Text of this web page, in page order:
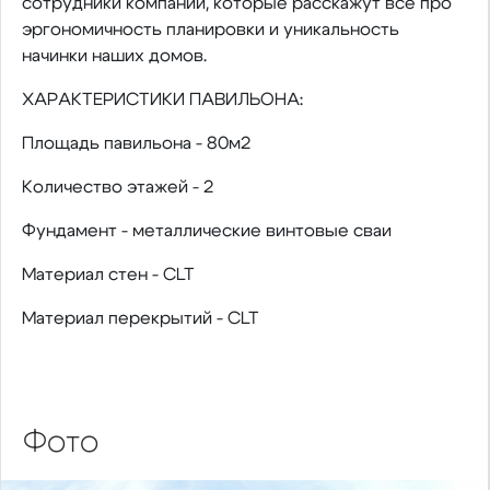
эргономичность планировки и уникальность
начинки наших домов.
ХАРАКТЕРИСТИКИ ПАВИЛЬОНА:
Площадь павильона - 80м2
Количество этажей - 2
Фундамент - металлические винтовые сваи
Материал стен - CLT
Материал перекрытий - CLT
Фото